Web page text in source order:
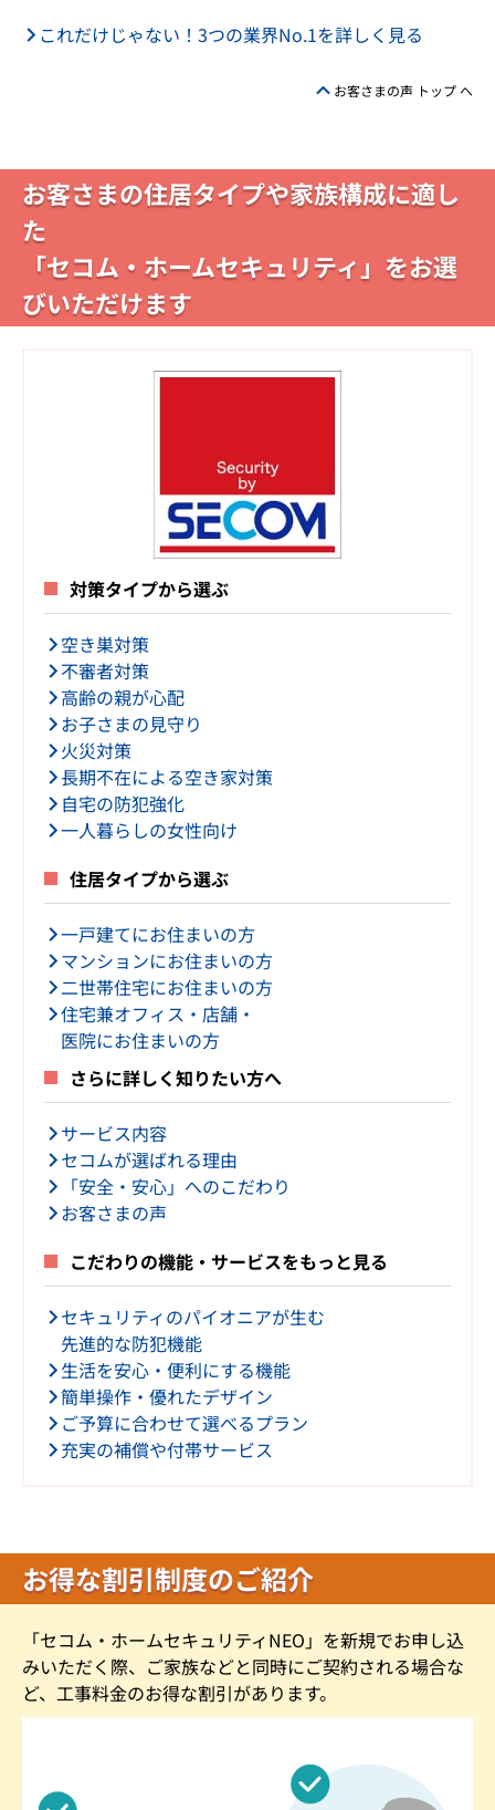
これだけじゃない！3つの業界No.1を詳しく見る
お客さまの声 トップ へ
お客さまの住居タイプや家族構成に適し
た
「セコム・ホームセキュリティ」をお選
びいただけます
対策タイプから選ぶ
空き巣対策
不審者対策
高齢の親が心配
お子さまの見守り
火災対策
長期不在による空き家対策
自宅の防犯強化
一人暮らしの女性向け
住居タイプから選ぶ
一戸建てにお住まいの方
マンションにお住まいの方
二世帯住宅にお住まいの方
住宅兼オフィス・店舗・
医院にお住まいの方
さらに詳しく知りたい方へ
サービス内容
セコムが選ばれる理由
「安全・安心」へのこだわり
お客さまの声
こだわりの機能・サービスをもっと見る
セキュリティのパイオニアが生む
先進的な防犯機能
生活を安心・便利にする機能
簡単操作・優れたデザイン
ご予算に合わせて選べるプラン
充実の補償や付帯サービス
お得な割引制度のご紹介
「セコム・ホームセキュリティNEO」を新規でお申し込
みいただく際、ご家族などと同時にご契約される場合な
ど、工事料金のお得な割引があります。